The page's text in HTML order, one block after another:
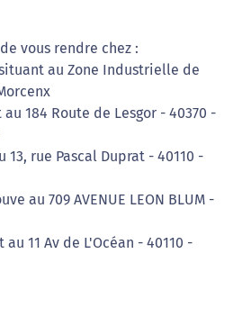
vous rendre chez :
au Zone Industrielle de
184 Route de Lesgor - 40370 -
13, rue Pascal Duprat - 40110 -
au 709 AVENUE LEON BLUM -
au 11 Av de L'Océan - 40110 -